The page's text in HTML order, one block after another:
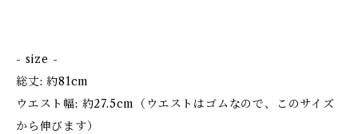
- size -
総丈: 約81cm
ウエスト幅: 約27.5cm（ウエストはゴムなので、このサイズ
から伸びます）